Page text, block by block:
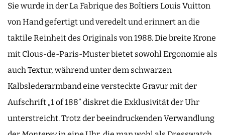
Sie wurde in der La Fabrique des Boîtiers Louis Vuitton
von Hand gefertigt und veredelt und erinnert an die
taktile Reinheit des Originals von 1988. Die breite Krone
mit Clous-de-Paris-Muster bietet sowohl Ergonomie als
auch Textur, während unter dem schwarzen
Kalbslederarmband eine versteckte Gravur mit der
Aufschrift „1 of 188” diskret die Exklusivität der Uhr
unterstreicht. Trotz der beeindruckenden Verwandlung